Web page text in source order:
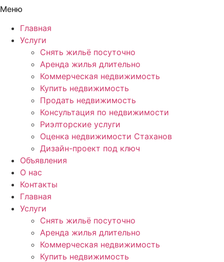
Меню
Главная
Услуги
Снять жильё посуточно
Аренда жилья длительно
Коммерческая недвижимость
Купить недвижимость
Продать недвижимость
Консультация по недвижимости
Риэлторские услуги
Оценка недвижимости Стаханов
Дизайн-проект под ключ
Объявления
О нас
Контакты
Главная
Услуги
Снять жильё посуточно
Аренда жилья длительно
Коммерческая недвижимость
Купить недвижимость